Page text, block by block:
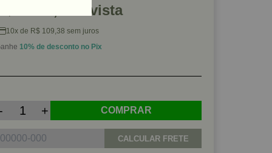
1.093,82 à vista
10x de R$ 109,38 sem juros
10% de desconto no Pix
+ COMPRAR
CALCULAR FRETE